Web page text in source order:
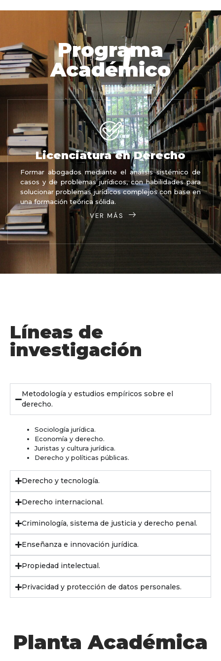
Programa
Académico
Licenciatura en Derecho
Formar abogados mediante el análisis sistémico de
casos y de problemas jurídicos, con habilidades para
solucionar problemas jurídicos complejos con base en
una formación teórica sólida.
VER MÁS
Líneas de
investigación
Metodología y estudios empíricos sobre el
derecho.
Sociología jurídica.
Economía y derecho.
Juristas y cultura jurídica.
Derecho y políticas públicas.
Derecho y tecnología.
Derecho internacional.
Criminología, sistema de justicia y derecho penal.
Enseñanza e innovación jurídica.
Propiedad intelectual.
Privacidad y protección de datos personales.
Planta Académica